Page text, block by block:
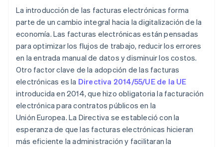
La introducción de las facturas electrónicas forma
parte de un cambio integral hacia la digitalización de la
economía. Las facturas electrónicas están pensadas
para optimizar los flujos de trabajo, reducir los errores
en la entrada manual de datos y disminuir los costos.
Otro factor clave de la adopción de las facturas
electrónicas es la Directiva 2014/55/UE de la UE
introducida en 2014, que hizo obligatoria la facturación
electrónica para contratos públicos en la
Unión Europea. La Directiva se estableció con la
esperanza de que las facturas electrónicas hicieran
más eficiente la administración y facilitaran la